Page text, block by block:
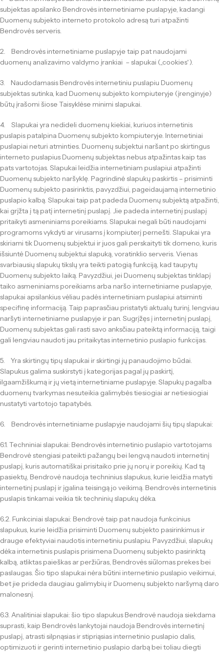
subjektas apsilanko Bendrovės internetiniame puslapyje, kadangi
Duomenų subjekto interneto protokolo adresą turi atpažinti
Bendrovės serveris.
2. Bendrovės internetiniame puslapyje taip pat naudojami
duomenų analizavimo valdymo įrankiai – slapukai („cookies“).
3. Naudodamasis Bendrovės internetiniu puslapiu Duomenų
subjektas sutinka, kad Duomenų subjekto kompiuteryje (įrenginyje)
būtų įrašomi šiose Taisyklėse minimi slapukai.
4. Slapukai yra nedideli duomenų kiekiai, kuriuos internetinis
puslapis patalpina Duomenų subjekto kompiuteryje. Internetiniai
puslapiai neturi atminties. Duomenų subjektui naršant po skirtingus
interneto puslapius Duomenų subjektas nebus atpažintas kaip tas
pats vartotojas. Slapukai leidžia internetiniam puslapiui atpažinti
Duomenų subjekto naršyklę. Pagrindinė slapukų paskirtis – prisiminti
Duomenų subjekto pasirinktis, pavyzdžiui, pageidaujamą internetinio
puslapio kalbą. Slapukai taip pat padeda Duomenų subjektą atpažinti,
kai grįžta į tą patį internetinį puslapį. Jie padeda internetinį puslapį
pritaikyti asmeniniams poreikiams. Slapukai negali būti naudojami
programoms vykdyti ar virusams į kompiuterį pernešti. Slapukai yra
skiriami tik Duomenų subjektui ir juos gali perskaityti tik domeno, kuris
išsiuntė Duomenų subjektui slapuką, voratinklio serveris. Vienas
svarbiausių slapukų tikslų yra teikti patogią funkciją, kad taupytų
Duomenų subjekto laiką. Pavyzdžiui, jei Duomenų subjektas tinklapį
taiko asmeniniams poreikiams arba naršo internetiniame puslapyje,
slapukai apsilankius vėliau padės internetiniam puslapiui atsiminti
specifinę informaciją. Taip paprasčiau pristatyti aktualų turinį, lengviau
naršyti internetiniame puslapyje ir pan. Sugrįžęs į internetinį puslapį,
Duomenų subjektas gali rasti savo anksčiau pateiktą informaciją, taigi
gali lengviau naudoti jau pritaikytas internetinio puslapio funkcijas.
5. Yra skirtingų tipų slapukai ir skirtingi jų panaudojimo būdai.
Slapukus galima suskirstyti į kategorijas pagal jų paskirtį,
ilgaamžiškumą ir jų vietą internetiniame puslapyje. Slapukų pagalba
duomenų tvarkymas nesuteikia galimybės tiesiogiai ar netiesiogiai
nustatyti vartotojo tapatybės.
6. Bendrovės internetiniame puslapyje naudojami šių tipų slapukai:
6.1. Techniniai slapukai: Bendrovės internetinio puslapio vartotojams
Bendrovė stengiasi pateikti pažangų bei lengvą naudoti internetinį
puslapį, kuris automatiškai prisitaiko prie jų norų ir poreikių. Kad tą
pasiektų, Bendrovė naudoja techninius slapukus, kurie leidžia matyti
internetinį puslapį ir įgalina teisingą jo veikimą. Bendrovės internetinis
puslapis tinkamai veikia tik techninių slapukų dėka.
6.2. Funkciniai slapukai: Bendrovė taip pat naudoja funkcinius
slapukus, kurie leidžia prisiminti Duomenų subjekto pasirinkimus ir
drauge efektyviai naudotis internetiniu puslapiu. Pavyzdžiui, slapukų
dėka internetinis puslapis prisimena Duomenų subjekto pasirinktą
kalbą, atliktas paieškas ar peržiūras, Bendrovės siūlomas prekes bei
paslaugas. Šio tipo slapukai nėra būtini internetinio puslapio veikimui,
bet jie prideda daugiau galimybių ir Duomenų subjekto naršymą daro
malonesnį.
6.3. Analitiniai slapukai: šio tipo slapukus Bendrovė naudoja siekdama
suprasti, kaip Bendrovės lankytojai naudoja Bendrovės internetinį
puslapį, atrasti silpnąsias ir stipriąsias internetinio puslapio dalis,
optimizuoti ir gerinti internetinio puslapio darbą bei toliau diegti